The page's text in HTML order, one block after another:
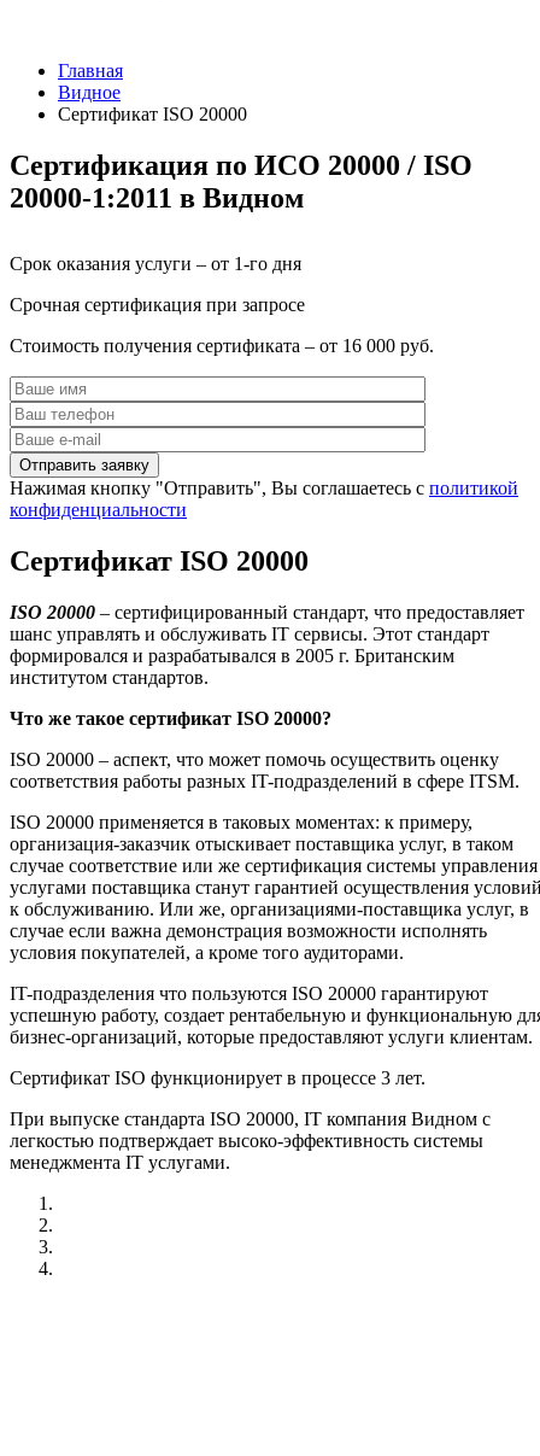
Главная
Видное
Сертификат ISO 20000
Сертификация по ИСО 20000 / ISO
20000-1:2011 в Видном
Срок оказания услуги – от 1-го дня
Срочная сертификация при запросе
Стоимость получения сертификата – от 16 000 руб.
Нажимая кнопку "Отправить", Вы соглашаетесь с политикой
конфиденциальности
Сертификат ISO 20000
ISO 20000 – сертифицированный стандарт, что предоставляет
шанс управлять и обслуживать IT сервисы. Этот стандарт
формировался и разрабатывался в 2005 г. Британским
институтом стандартов.
Что же такое сертификат ISO 20000?
ISO 20000 – аспект, что может помочь осуществить оценку
соответствия работы разных IT-подразделений в сфере ITSM.
ISO 20000 применяется в таковых моментах: к примеру,
организация-заказчик отыскивает поставщика услуг, в таком
случае соответствие или же сертификация системы управления
услугами поставщика станут гарантией осуществления
к обслуживанию. Или же, организациями-поставщика услуг, в
случае если важна демонстрация возможности исполнять
условия покупателей, а кроме того аудиторами.
IT-подразделения что пользуются ISO 20000 гарантируют
успешную работу, создает рентабельную и функциональную
бизнес-организаций, которые предоставляют услуги клиентам.
Сертификат ISO функционирует в процессе 3 лет.
При выпуске стандарта ISO 20000, IT компания Видном с
легкостью подтверждает высоко-эффективность системы
менеджмента IT услугами.